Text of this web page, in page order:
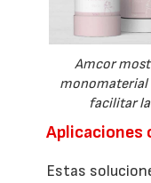
Amcor
monomaterial
facilitar
Aplicaciones
Estas